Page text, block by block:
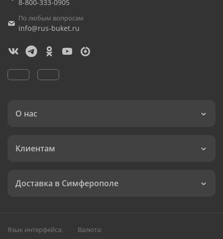
8-800-333-0905
По любым вопросам
info@rus-buket.ru
О нас
Клиентам
Доставка в Симферополе
Язык интерфейса: Валюта: